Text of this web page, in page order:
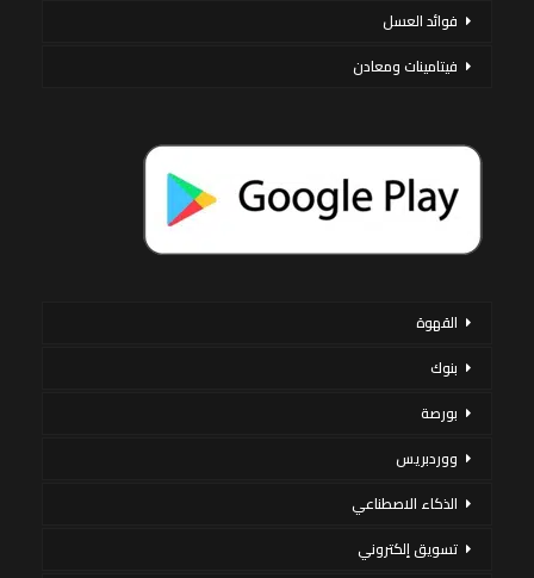
فوائد العسل
فيتامينات ومعادن
القهوة
بنوك
بورصة
ووردبريس
الذكاء الاصطناعي
تسويق إلكتروني